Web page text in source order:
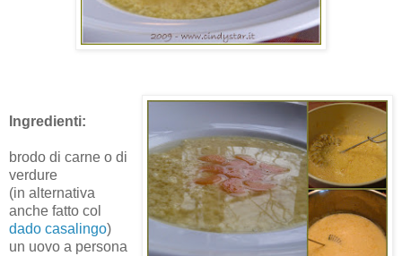
Ingredienti:
brodo di carne o di
verdure
(in alternativa
anche fatto col
dado casalingo)
un uovo a persona